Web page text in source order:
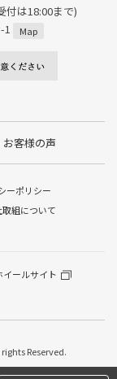
付は18:00まで)
1
Map
お客様の声
ーポリシー
組について
イールサイト
Reserved.
ヤ履き替えを